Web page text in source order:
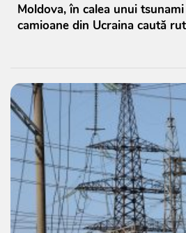
Moldova, în calea unui
camioane din Ucraina caută